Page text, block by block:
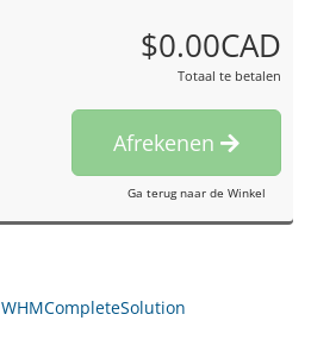
$0.00CAD
Totaal te betalen
Afrekenen
Ga terug naar de Winkel
WHMCompleteSolution